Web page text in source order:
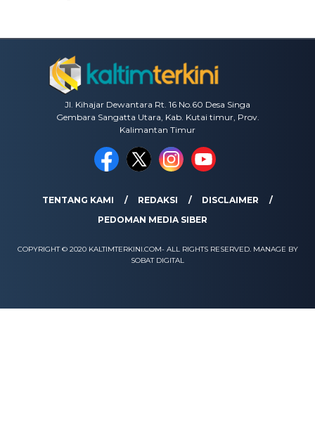
Jl. Kihajar Dewantara Rt. 16 No.60 Desa Singa
Gembara Sangatta Utara, Kab. Kutai timur, Prov.
Kalimantan Timur
TENTANG KAMI REDAKSI
DISCLAIMER
PEDOMAN MEDIA SIBER
COPYRIGHT © 2020 KALTIMTERKINI.COM- ALL RIGHTS RESERVED. MANAGE BY
SOBAT DIGITAL